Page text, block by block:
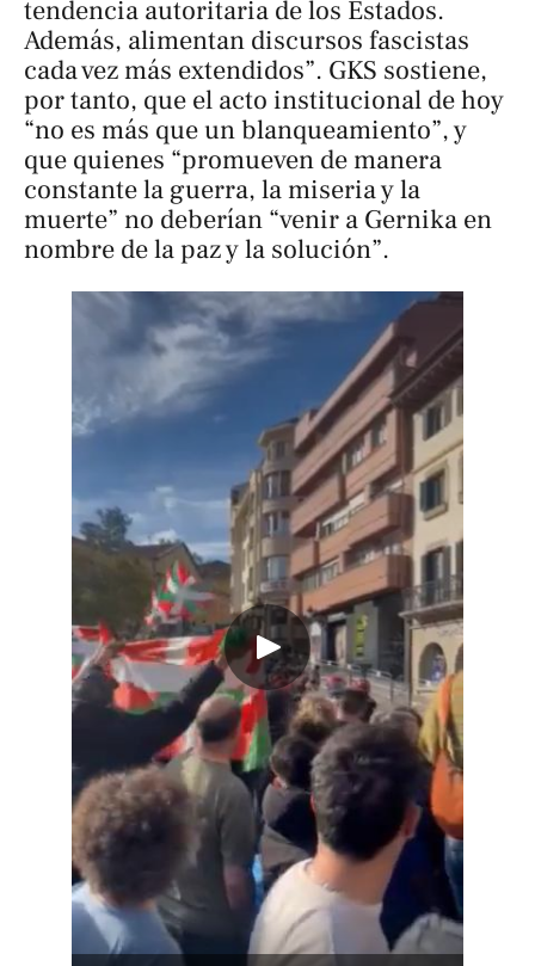
tendencia autoritaria de los Estados.
Además, alimentan discursos fascistas
cada vez más extendidos”. GKS sostiene,
por tanto, que el acto institucional de hoy
“no es más que un blanqueamiento”, y
que quienes “promueven de manera
constante la guerra, la miseria y la
muerte” no deberían “venir a Gernika en
nombre de la paz y la solución”.